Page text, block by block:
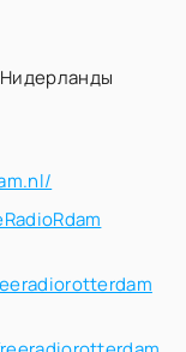
Нидерланды